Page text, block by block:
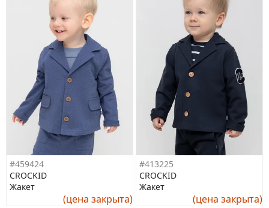
#459424
CROCKID
Жакет
(цена закрыта)
#413225
CROCKID
Жакет
(цена закрыта)